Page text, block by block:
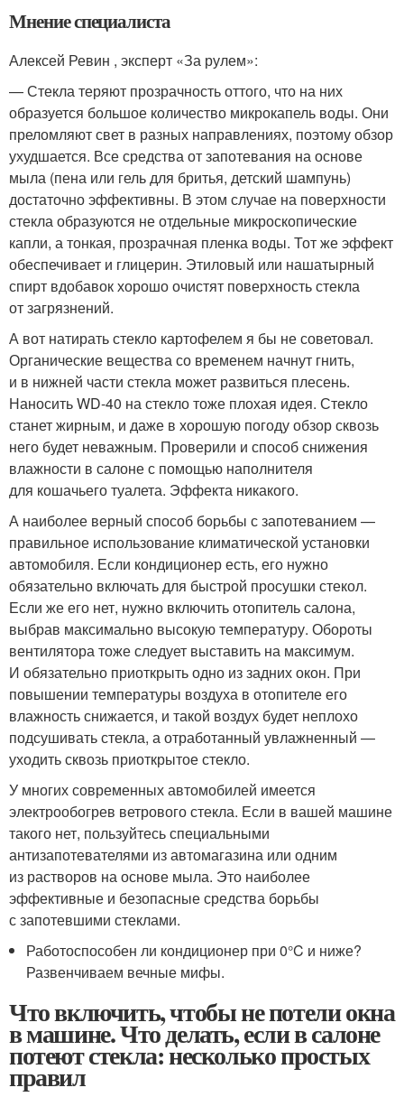
Мнение специалиста
Алексей Ревин , эксперт «За рулем»:
— Стекла теряют прозрачность оттого, что на них
образуется большое количество микрокапель воды. Они
преломляют свет в разных направлениях, поэтому обзор
ухудшается. Все средства от запотевания на основе
мыла (пена или гель для бритья, детский шампунь)
достаточно эффективны. В этом случае на поверхности
стекла образуются не отдельные микроскопические
капли, а тонкая, прозрачная пленка воды. Тот же эффект
обеспечивает и глицерин. Этиловый или нашатырный
спирт вдобавок хорошо очистят поверхность стекла
от загрязнений.
А вот натирать стекло картофелем я бы не советовал.
Органические вещества со временем начнут гнить,
и в нижней части стекла может развиться плесень.
Наносить WD-40 на стекло тоже плохая идея. Стекло
станет жирным, и даже в хорошую погоду обзор сквозь
него будет неважным. Проверили и способ снижения
влажности в салоне с помощью наполнителя
для кошачьего туалета. Эффекта никакого.
А наиболее верный способ борьбы с запотеванием —
правильное использование климатической установки
автомобиля. Если кондиционер есть, его нужно
обязательно включать для быстрой просушки стекол.
Если же его нет, нужно включить отопитель салона,
выбрав максимально высокую температуру. Обороты
вентилятора тоже следует выставить на максимум.
И обязательно приоткрыть одно из задних окон. При
повышении температуры воздуха в отопителе его
влажность снижается, и такой воздух будет неплохо
подсушивать стекла, а отработанный увлажненный —
уходить сквозь приоткрытое стекло.
У многих современных автомобилей имеется
электрообогрев ветрового стекла. Если в вашей машине
такого нет, пользуйтесь специальными
антизапотевателями из автомагазина или одним
из растворов на основе мыла. Это наиболее
эффективные и безопасные средства борьбы
с запотевшими стеклами.
Работоспособен ли кондиционер при 0°C и ниже?
Развенчиваем вечные мифы.
Что включить, чтобы не потели окна
в машине. Что делать, если в салоне
потеют стекла: несколько простых
правил